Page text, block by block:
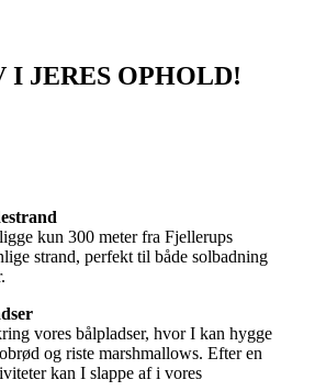
I JERES OPHOLD!
kun 300 meter fra Fjellerups
strand, perfekt til både solbadning
vores bålpladser, hvor I kan hygge
og riste marshmallows. Efter en
kan I slappe af i vores